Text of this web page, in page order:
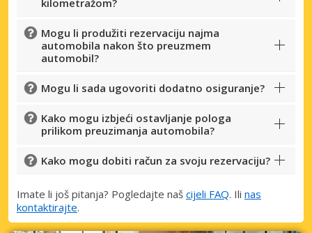
Mogu li produžiti rezervaciju najma
automobila nakon što preuzmem
automobil?
Mogu li sada ugovoriti dodatno osiguranje?
Kako mogu izbjeći ostavljanje pologa
prilikom preuzimanja automobila?
Kako mogu dobiti račun za svoju rezervaciju?
Imate li još pitanja? Pogledajte naš cijeli FAQ. Ili nas
kontaktirajte.